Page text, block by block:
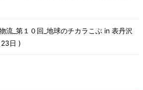
流_第１０回_地球のチカラこぶ in 表丹沢
日